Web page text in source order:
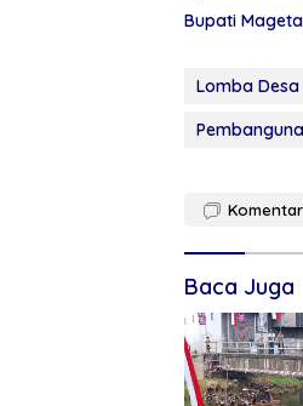
Bupati
Lomba
Komentar
Baca Juga